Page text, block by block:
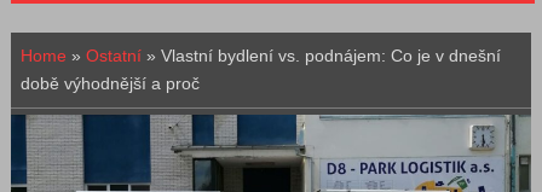
Home » Ostatní» Vlastní bydlení vs. podnájem: Co je v dnešní
době výhodnější a proč